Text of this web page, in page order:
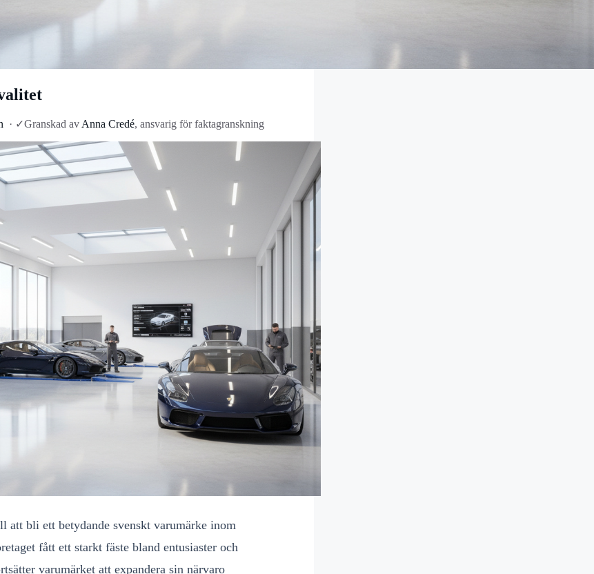
· ✓Granskad avAnna Credé, ansvarig för faktagranskning
att bli ett betydande svenskt varumärke inom
fått ett starkt fäste bland entusiaster och
varumärket att expandera sin närvaro